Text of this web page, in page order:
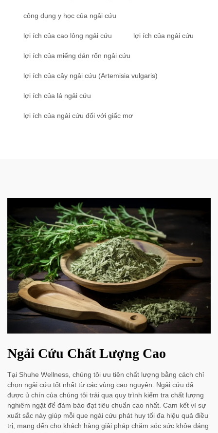
công dụng y học của ngải cứu
lợi ích của cao lỏng ngải cứu lợi ích của ngải cứu
lợi ích của miếng dán rốn ngải cứu
lợi ích của cây ngải cứu (Artemisia vulgaris)
lợi ích của lá ngải cứu
lợi ích của ngải cứu đối với giấc mơ
Ngải Cứu Chất Lượng Cao
Tại Shuhe Wellness, chúng tôi ưu tiên chất lượng bằng cách chỉ
chọn ngải cứu tốt nhất từ các vùng cao nguyên. Ngải cứu đã
được ủ chín của chúng tôi trải qua quy trình kiểm tra chất lượng
nghiêm ngặt để đảm bảo đạt tiêu chuẩn cao nhất. Cam kết vì sự
xuất sắc này giúp mỗi que ngải cứu phát huy tối đa hiệu quả điều
trị, mang đến cho khách hàng giải pháp chăm sóc sức khỏe đáng